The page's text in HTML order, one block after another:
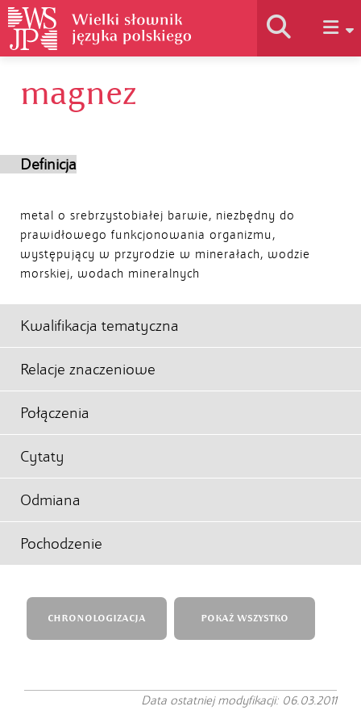
Historia słownika
Autorzy
magnez
Definicja
metal o srebrzystobiałej barwie, niezbędny do
prawidłowego funkcjonowania organizmu,
występujący w przyrodzie w minerałach, wodzie
morskiej, wodach mineralnych
Kwalifikacja tematyczna
Relacje znaczeniowe
Połączenia
Cytaty
Odmiana
Pochodzenie
CHRONOLOGIZACJA POKAŻ WSZYSTKO
Data ostatniej modyfikacji: 06.03.2011